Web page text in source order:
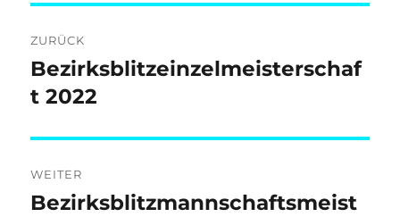
ZURÜCK
Vorheriger
Beitrag:
Bezirksblitzeinzelmeisterschaf
t 2022
WEITER
Nächster
Bezirksblitzmannschaftsmeist